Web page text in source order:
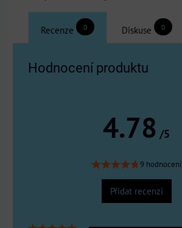
Recenze 0 Diskuse 0
Hodnocení produktu
4.78 /5
9 hodnocení
Přidat recenzi